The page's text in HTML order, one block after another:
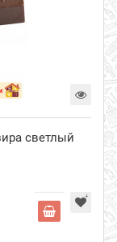
светлый